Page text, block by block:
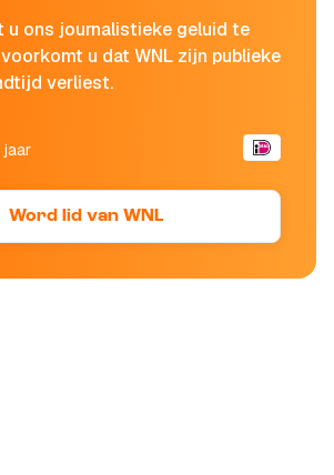
u ons journalistieke geluid te
u dat WNL zijn publieke
verliest.
jaar
Word lid van WNL